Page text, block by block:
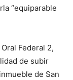
“equiparable
Federal 2,
de subir
de San